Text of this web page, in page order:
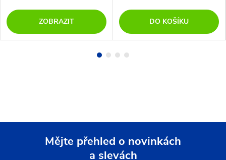
ZOBRAZIT DO KOŠÍKU
Mějte přehled o novinkách
a slevách